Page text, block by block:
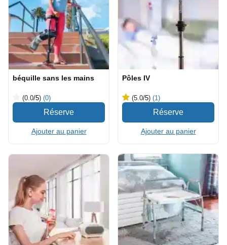
béquille sans les mains
(0.0/5) (0)
Ajouter au panier
Pôles IV
(5.0/5) (1)
Ajouter au panier